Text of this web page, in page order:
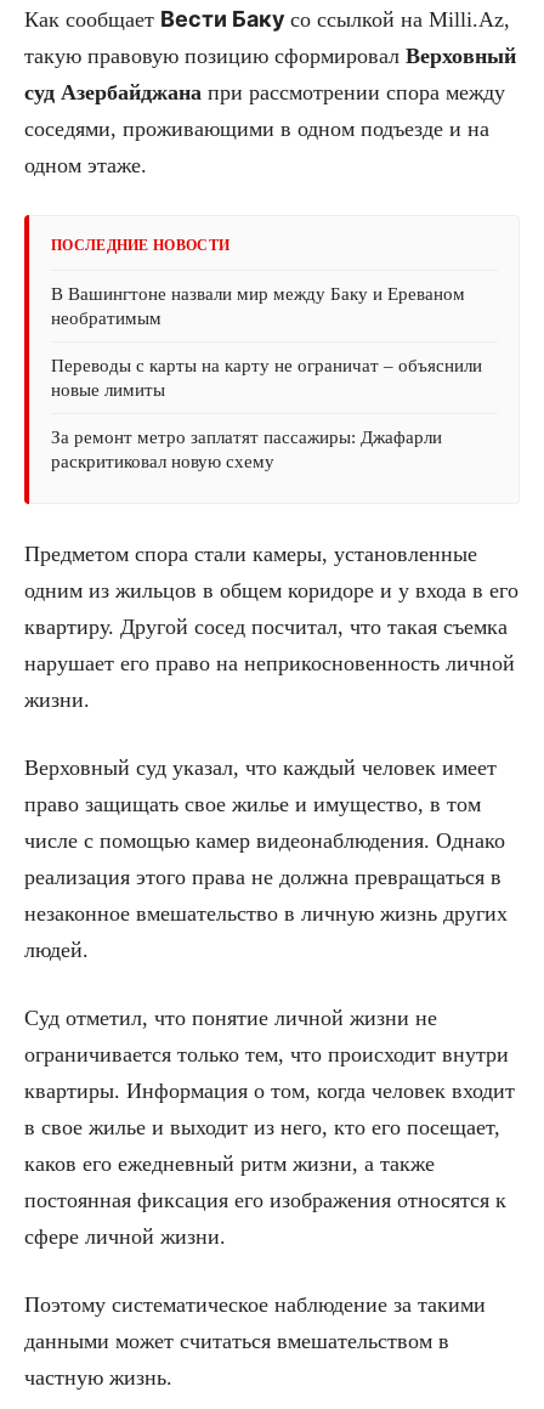
Как сообщает Вести Баку со ссылкой на Milli.Az,
такую правовую позицию сформировал Верховный
суд Азербайджана при рассмотрении спора между
соседями, проживающими в одном подъезде и на
одном этаже.
ПОСЛЕДНИЕ НОВОСТИ
В Вашингтоне назвали мир между Баку и Ереваном
необратимым
Переводы с карты на карту не ограничат – объяснили
новые лимиты
За ремонт метро заплатят пассажиры: Джафарли
раскритиковал новую схему
Предметом спора стали камеры, установленные
одним из жильцов в общем коридоре и у входа в его
квартиру. Другой сосед посчитал, что такая съемка
нарушает его право на неприкосновенность личной
жизни.
Верховный суд указал, что каждый человек имеет
право защищать свое жилье и имущество, в том
числе с помощью камер видеонаблюдения. Однако
реализация этого права не должна превращаться в
незаконное вмешательство в личную жизнь других
людей.
Суд отметил, что понятие личной жизни не
ограничивается только тем, что происходит внутри
квартиры. Информация о том, когда человек входит
в свое жилье и выходит из него, кто его посещает,
каков его ежедневный ритм жизни, а также
постоянная фиксация его изображения относятся к
сфере личной жизни.
Поэтому систематическое наблюдение за такими
данными может считаться вмешательством в
частную жизнь.